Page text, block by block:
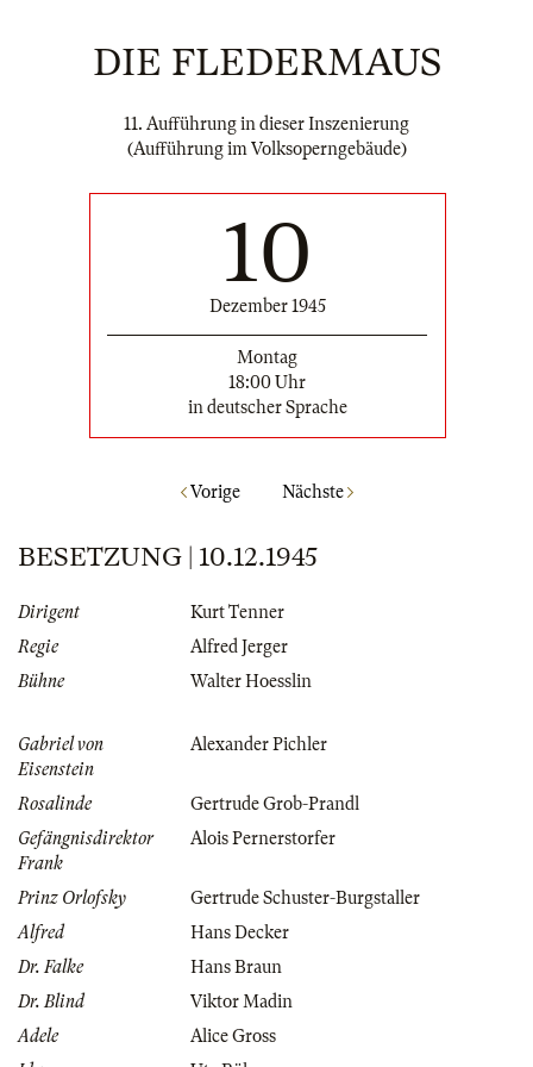
DIE FLEDERMAUS
11. Aufführung in dieser Inszenierung
(Aufführung im Volksoperngebäude)
10
Dezember 1945
Montag
18:00 Uhr
in deutscher Sprache
Vorige Nächste
BESETZUNG | 10.12.1945
Dirigent
Kurt Tenner
Regie
Alfred Jerger
Bühne
Walter Hoesslin
Gabriel von
Eisenstein
Alexander Pichler
Rosalinde
Gertrude Grob-Prandl
Gefängnisdirektor
Frank
Alois Pernerstorfer
Prinz Orlofsky
Gertrude Schuster-Burgstaller
Alfred
Hans Decker
Dr. Falke
Hans Braun
Dr. Blind
Viktor Madin
Adele
Alice Gross